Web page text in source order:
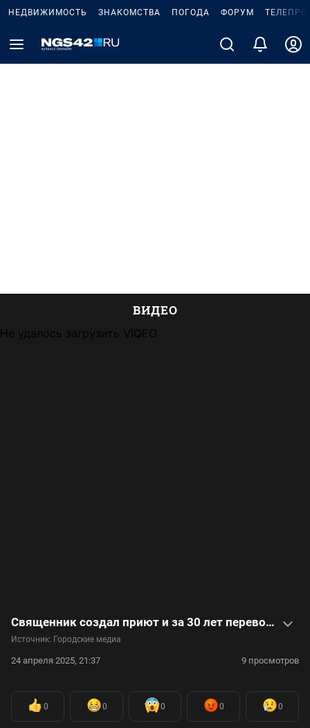
НЕДВИЖИМОСТЬ ЗНАКОМСТВА ПОГОДА ФОРУМ
ВИДЕО
Не удалось загрузить VIQEO
Священник создал приют и за 30 лет перевоспитал 300 детей: видеоистория
Источник: Городские медиа
24 апреля 2025, 21:37 9 просмотров
0 0 0 0 0